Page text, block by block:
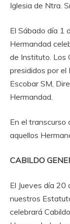
Iglesia de Ntra.
El Sábado día 1
Hermandad
de Instituto. Los
presididos por el
Escobar SM,
Hermandad.
En el transcurso
aquellos
CABILDO
El Jueves día
nuestros
celebrará